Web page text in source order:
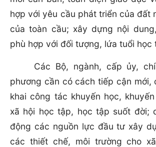
hợp với yêu cầu phát triển của đất
của toàn cầu; xây dựng nội
phù hợp với đối tượng, lứa tuổi học
Các Bộ, ngành, cấp ủy,
phương cần có cách tiếp cận mới,
khai công tác khuyến học,
xã hội học tập, học tập suốt đời;
động các nguồn lực đầu tư xây
các thiết chế, môi trường cho